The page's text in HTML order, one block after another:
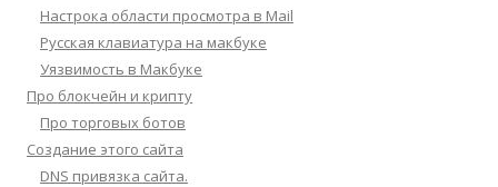
Настрока области просмотра в Mail
Русская клавиатура на макбуке
Уязвимость в Макбуке
Про блокчейн и крипту
Про торговых ботов
Создание этого сайта
DNS привязка сайта.